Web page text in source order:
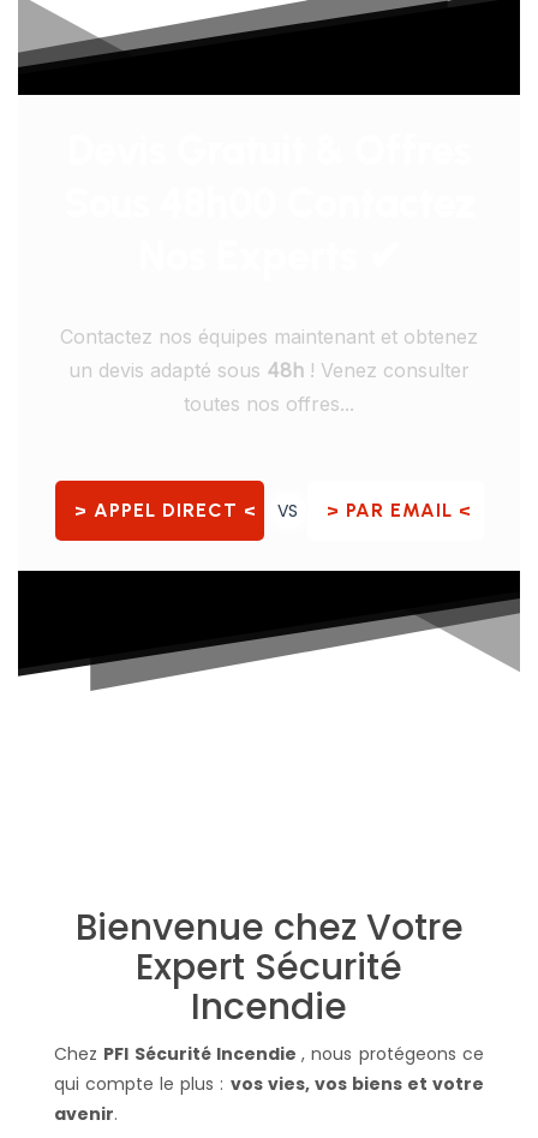
Contactez nos équipes maintenant et obtenez
un devis adapté sous 48h ! Venez consulter
toutes nos offres...
> APPEL DIRECT < VS > PAR EMAIL <
Bienvenue chez Votre
Expert Sécurité
Incendie
Chez PFI Sécurité Incendie, nous protégeons ce
qui compte le plus : vos vies, vos biens et votre
avenir.